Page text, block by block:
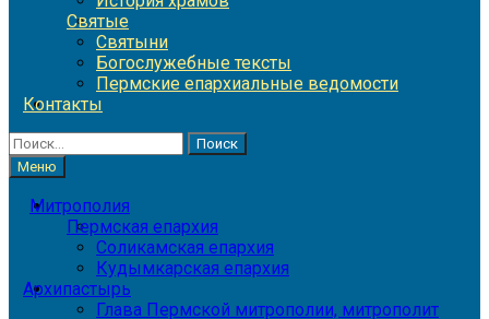
Святые
Святыни
Богослужебные тексты
Пермские епархиальные ведомости
Контакты
Найти:
Меню
Митрополия
Пермская епархия
Соликамская епархия
Кудымкарская епархия
Архипастырь
Глава Пермской митрополии, митрополит